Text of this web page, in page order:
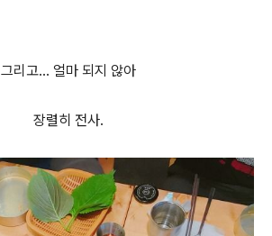
그리고... 얼마 되지 않아
장렬히 전사.